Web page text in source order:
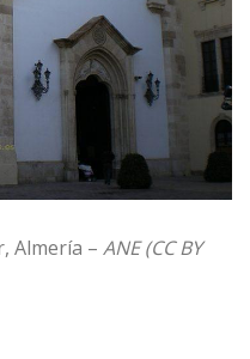
Almería – ANE (CC BY